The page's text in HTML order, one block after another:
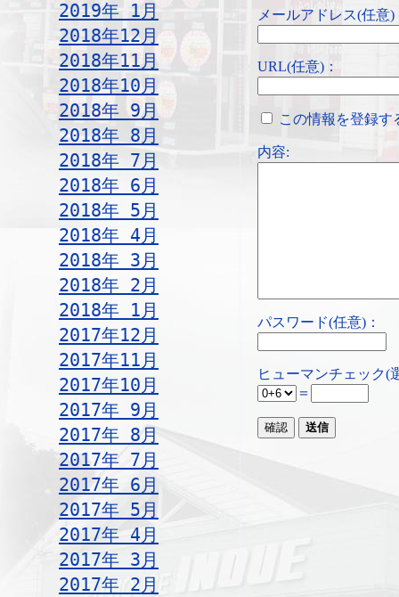
2019年 1月
2018年12月
2018年11月
2018年10月
2018年 9月
2018年 8月
2018年 7月
2018年 6月
2018年 5月
2018年 4月
2018年 3月
2018年 2月
2018年 1月
2017年12月
2017年11月
2017年10月
2017年 9月
2017年 8月
2017年 7月
2017年 6月
2017年 5月
2017年 4月
2017年 3月
2017年 2月
メールアドレス(任意)
URL(任意)：
この情報を登録す
内容:
パスワード(任意)：
ヒューマンチェック(
＝